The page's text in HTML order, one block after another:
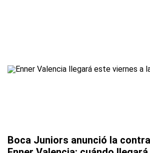
Boca Juniors anunció la